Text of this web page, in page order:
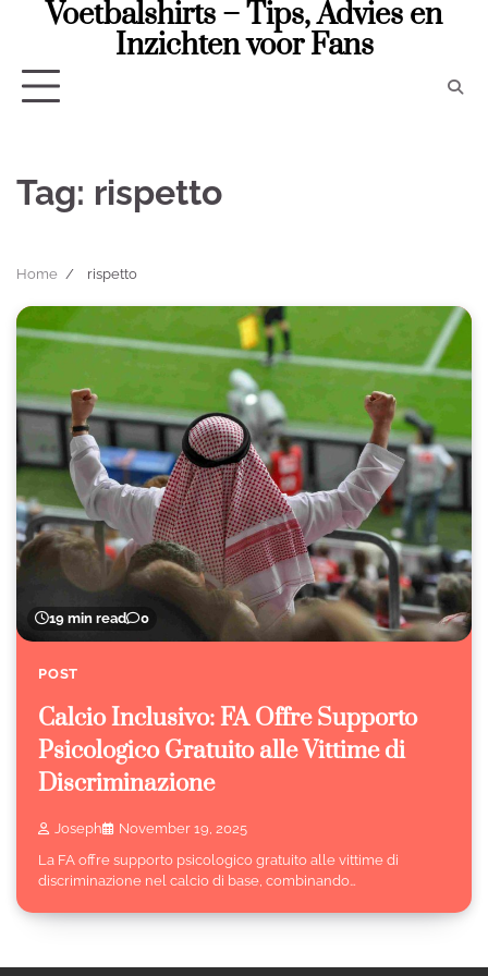
Voetbalshirts – Tips, Advies en
Inzichten voor Fans
Tag: rispetto
Home rispetto
19 min read 0
POST
Calcio Inclusivo: FA Offre Supporto
Psicologico Gratuito alle Vittime di
Discriminazione
Joseph
November 19, 2025
La FA offre supporto psicologico gratuito alle vittime di
discriminazione nel calcio di base, combinando…